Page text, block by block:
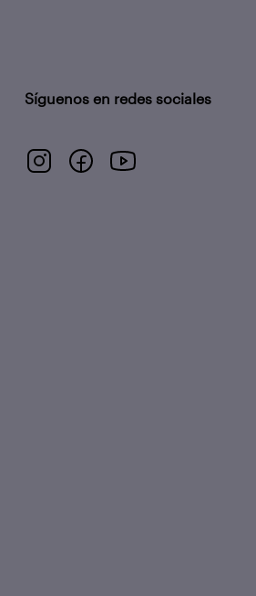
Síguenos en redes sociales